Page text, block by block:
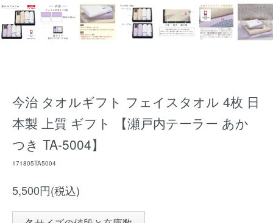
今治 タオルギフト フェイスタオル 4枚 日
本製 上質 ギフト 【瀬戸内テーラー あか
つき TA-5004】
171805TA5004
5,500円(税込)